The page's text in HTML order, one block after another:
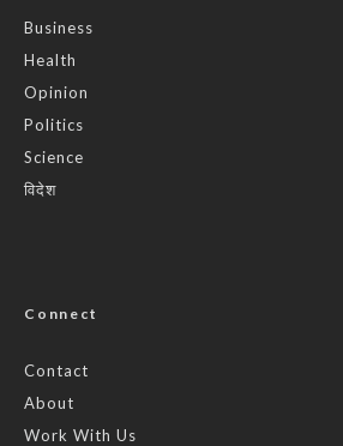
Business
Health
Opinion
Politics
Science
विदेश
Connect
Contact
About
Work With Us